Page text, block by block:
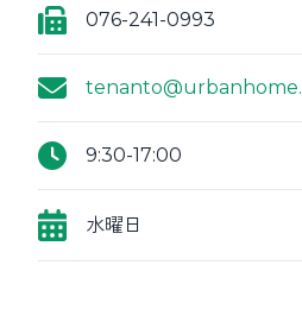
076-241-0993
9:30-17:00
水曜日